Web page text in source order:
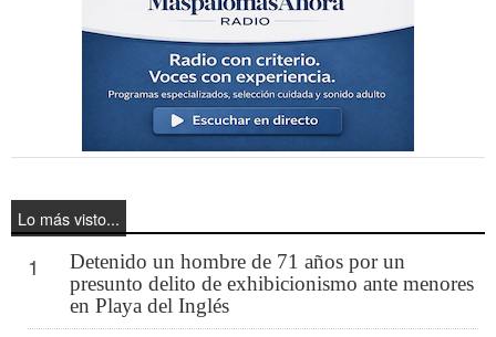
Lo más visto...
1
Detenido un hombre de 71 años por un
presunto delito de exhibicionismo ante menores
en Playa del Inglés